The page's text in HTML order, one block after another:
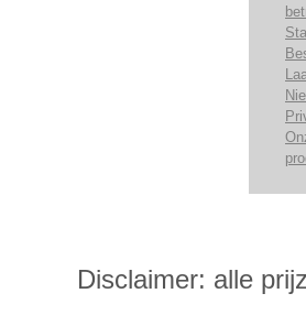
Disclaimer: alle